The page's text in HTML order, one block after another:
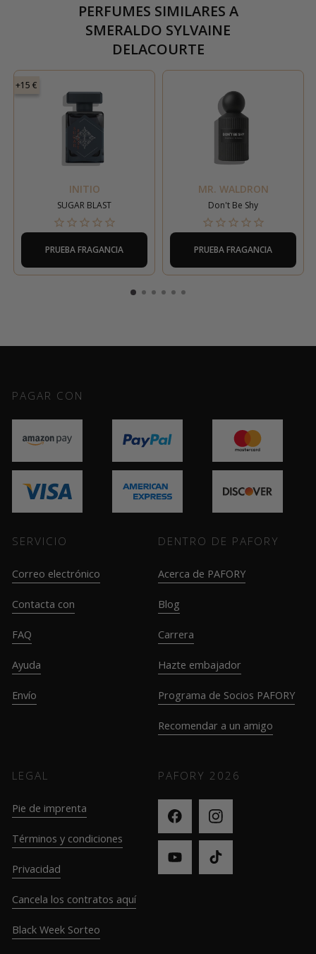
PERFUMES SIMILARES A
SMERALDO SYLVAINE
DELACOURTE
+15 €
INITIO
SUGAR BLAST
PRUEBA FRAGANCIA
MR. WALDRON
Don't Be Shy
PRUEBA FRAGANCIA
PAGAR CON
SERVICIO
Correo electrónico
Contacta con
FAQ
Ayuda
Envío
DENTRO DE PAFORY
Acerca de PAFORY
Blog
Carrera
Hazte embajador
Programa de Socios PAFORY
Recomendar a un amigo
LEGAL
Pie de imprenta
Términos y condiciones
Privacidad
Cancela los contratos aquí
Black Week Sorteo
PAFORY 2026